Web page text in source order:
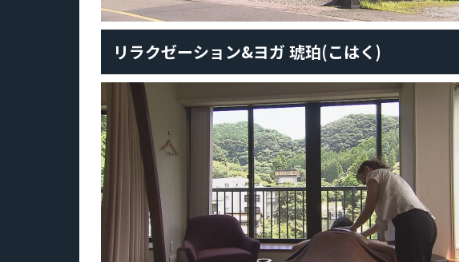
リラクゼーション&ヨガ 琥珀(こはく)